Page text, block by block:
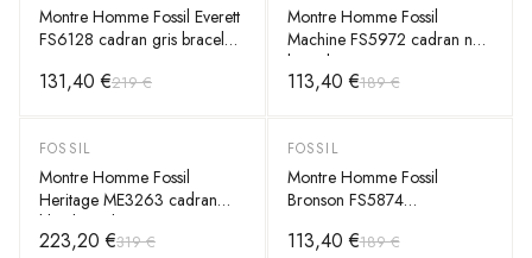
Montre Homme Fossil Everett
FS6128 cadran gris bracelet
131,40 €219 €
Montre Homme Fossil
Machine FS5972 cadran noir
bracelet cuir
113,40 €189 €
-30%
FOSSIL
Montre Homme Fossil
Heritage ME3263 cadran
bleu bracelet cuir
223,20 €319 €
-40%
FOSSIL
Montre Homme Fossil
Bronson FS5874
50mm
113,40 €189 €